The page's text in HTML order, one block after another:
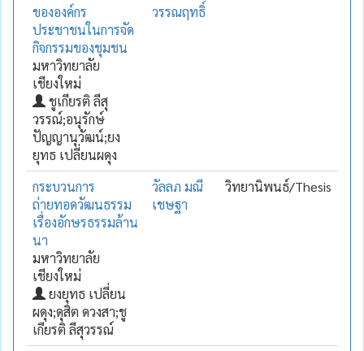
ขององค์กร
ประชาชนในการจัด
กิจกรรมของชุมชน
มหาวิทยาลัย
เชียงใหม่
ชูเกียรติ ลีสุ
วรรณ์;อนุรักษ์
ปัญญานุวัฒน์;ยง
ยุทธ เปลี่ยนผดุง
วรรณฤทธิ์
กระบวนการ
ถ่ายทอดวัฒนธรรม
เรื่องอักษรธรรมล้าน
นา
มหาวิทยาลัย
เชียงใหม่
ยงยุทธ เปลี่ยน
ผดุง;ดุสิต ดวงสา;ชู
เกียรติ ลีสุวรรณ์
วัลลภ มณี
เชษฐา
วิทยานิพนธ์/Thesis